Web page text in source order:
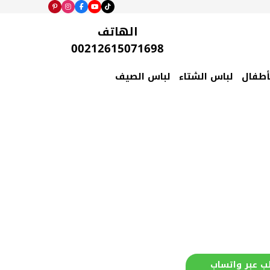
الهاتف
00212615071698
لباس الشتاء لباس الصيف
عبر واتساب